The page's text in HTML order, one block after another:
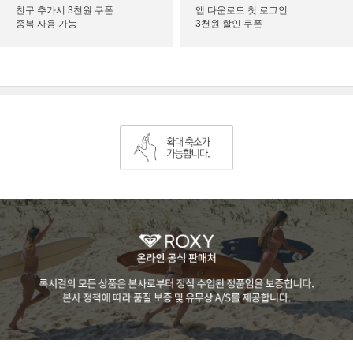
친구 추가시 3천원 쿠폰
중복 사용 가능
앱 다운로드 첫 로그인
3천원 할인 쿠폰